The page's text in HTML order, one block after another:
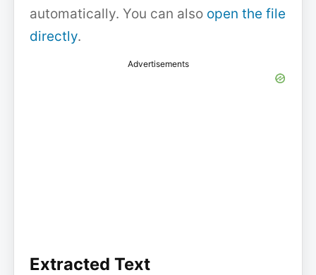
automatically. You can also open the file
directly.
Advertisements
Extracted Text